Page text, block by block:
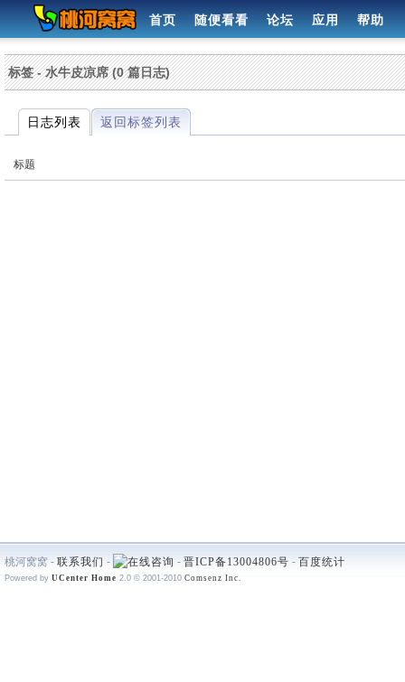
首页 随便看看 论坛 应用 帮助
标签 - 水牛皮凉席 (0 篇日志)
日志列表 返回标签列表
标题
桃河窝窝 - 联系我们 - - 晋ICP备13004806号 - 百度统计
Powered by UCenter Home 2.0 © 2001-2010 Comsenz Inc.